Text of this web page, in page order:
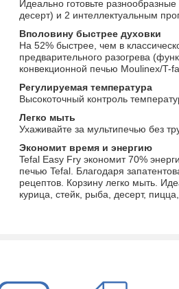
Идеально готовьте
десерт) и 2 интеллектуальным
Вполовину быстрее духовки
На 52% быстрее, чем в
предварительного разогрева
конвекционной печью Moulinex/T-
Регулируемая температура
Высокоточный контроль
Легко мыть
Ухаживайте за мультипечью без
Экономит время и энергию
Tefal Easy Fry экономит 70%
печью Tefal. Благодаря
рецептов. Корзину легко мыть.
курица, стейк, рыба, десерт,